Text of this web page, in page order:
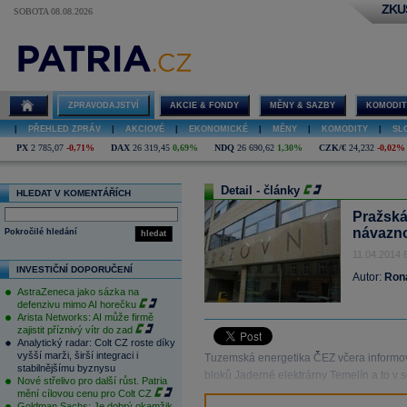
SOBOTA 08.08.2026
ZPRAVODAJSTVÍ AKCIE & FONDY MĚNY & SAZBY
PŘEHLED ZPRÁV AKCIOVÉ EKONOMICKÉ MĚNY KOMODITY
PX 2 785,07 -0,71% DAX 26 319,45 0,69% NDQ 26 690,62 1,30% CZK/€ 24,232 -0,02%
HLEDAT V KOMENTÁŘÍCH
hledat
Pokročilé hledání
INVESTIČNÍ DOPORUČENÍ
AstraZeneca jako sázka na
defenzivu mimo AI horečku
Arista Networks: AI může firmě
zajistit příznivý vítr do zad
Analytický radar: Colt CZ roste díky
vyšší marži, širší integraci i
stabilnějšímu byznysu
Nové střelivo pro další růst. Patria
mění cílovou cenu pro Colt CZ
Detail - články
11.04.2014
Autor:
Tuzemská energetika ČEZ včera
bloků Jaderné elektrárny Temelín a to v